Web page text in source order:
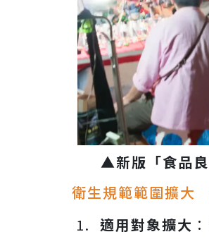
▲新版「食品良
衛生規範範圍擴大
適用對象擴大